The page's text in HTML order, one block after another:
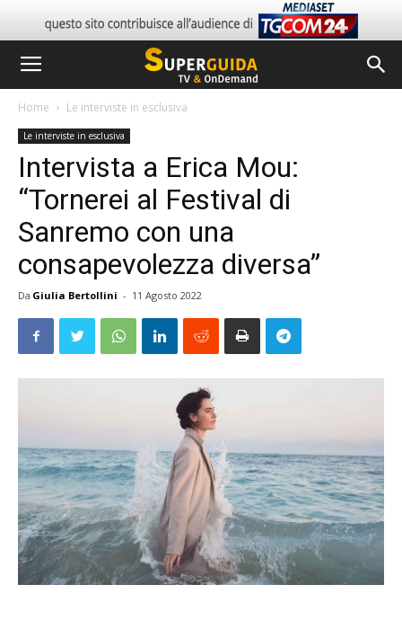
Home Le interviste in esclusiva
Le interviste in esclusiva
Intervista a Erica Mou:
“Tornerei al Festival di
Sanremo con una
consapevolezza diversa”
Da Giulia Bertollini - 11 Agosto 2022